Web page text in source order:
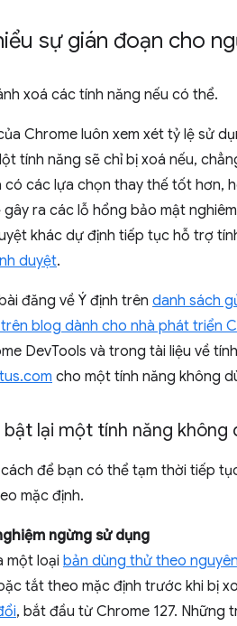
sự gián đoạn cho
xoá các tính năng nếu có thể.
Chrome luôn xem xét tỷ lệ sử
tính năng sẽ chỉ bị xoá nếu,
có các lựa chọn thay thế tốt hơn,
gây ra các lỗ hổng bảo mật
khác dự định tiếp tục hỗ trợ
duyệt.
đăng về Ý định trên danh sách
blog dành cho nhà phát triển
DevTools và trong tài liệu về
cho một tính năng không
lại một tính năng không
để bạn có thể tạm thời tiếp
mặc định.
ngừng sử dụng
một loại bản dùng thử theo
tắt theo mặc định trước khi bị
, bắt đầu từ Chrome 127.